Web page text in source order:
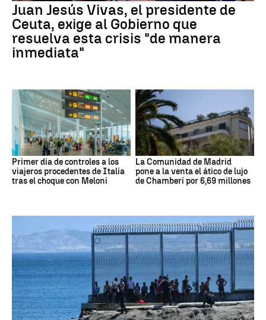
Juan Jesús Vivas, el presidente de
Ceuta, exige al Gobierno que
resuelva esta crisis "de manera
inmediata"
Primer día de controles a los
viajeros procedentes de Italia
tras el choque con Meloni
La Comunidad de Madrid
pone a la venta el ático de lujo
de Chamberí por 6,69 millones